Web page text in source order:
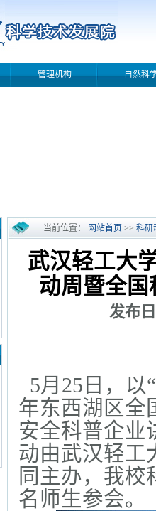
管理机构 自然科
当前位置： 网站首页 >> 科研
武汉轻工大
动周暨全
发布
5月25日，以
年东西湖区全
安全科普企业
动由武汉轻工
同主办，我
名师生参会。